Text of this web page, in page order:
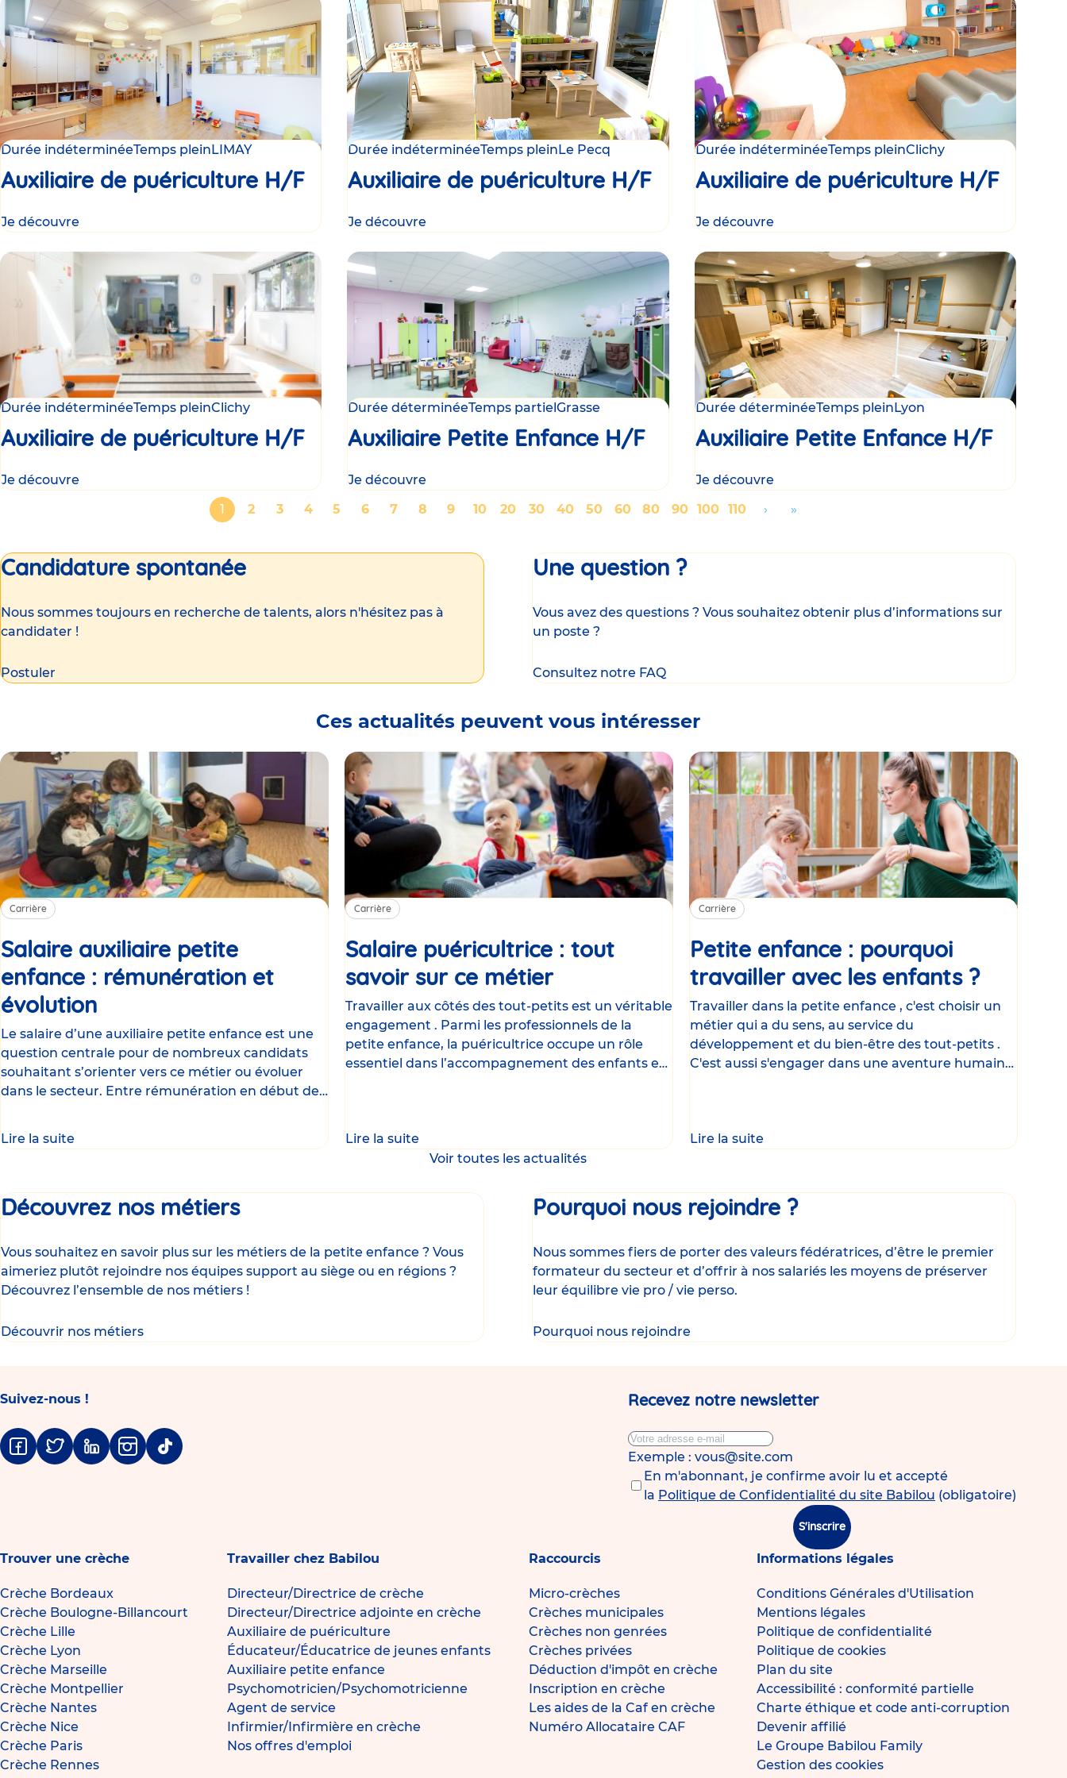
Durée indéterminéeTemps pleinLIMAY
Auxiliaire de puériculture H/F
Je découvre
Durée indéterminéeTemps pleinLe Pecq
Auxiliaire de puériculture H/F
Je découvre
Durée indéterminéeTemps pleinClichy
Auxiliaire de puériculture H/F
Je découvre
Durée indéterminéeTemps pleinClichy
Auxiliaire de puériculture H/F
Je découvre
Durée déterminéeTemps partielGrasse
Auxiliaire Petite Enfance H/F
Je découvre
Durée déterminéeTemps pleinLyon
Auxiliaire Petite Enfance H/F
Je découvre
Page
1 Page
2 Page
3 Page
4 Page
5 Page
6 Page
7 Page
8 Page
9 Page
10 Page
20 Page
30 Page
40 Page
50 Page
60 Page
80 Page
90 Page
100 Page
110
Aller
suivante
›
Aller
page
»
Candidature spontanée
Nous sommes toujours en recherche de talents, alors n'hésitez pas à
candidater !
Postuler
Une question ?
Vous avez des questions ? Vous souhaitez obtenir plus d’informations sur
un poste ?
Consultez notre FAQ
Ces actualités peuvent vous intéresser
Carrière
Salaire auxiliaire petite
enfance : rémunération et
évolution
Le salaire d’une auxiliaire petite enfance est une
question centrale pour de nombreux candidats
souhaitant s’orienter vers ce métier ou évoluer
dans le secteur. Entre rémunération en début de
Lire la suite
Carrière
Salaire puéricultrice : tout
savoir sur ce métierArticle
Travailler aux côtés des tout-petits est un véritable
engagement . Parmi les professionnels de la
petite enfance, la puéricultrice occupe un rôle
essentiel dans l’accompagnement des enfants et
Lire la suite
Carrière
Petite enfance : pourquoi
travailler avec les enfants ?Article
Travailler dans la petite enfance , c'est choisir un
métier qui a du sens, au service du
développement et du bien-être des tout-petits .
C'est aussi s'engager dans une aventure humaine
Lire la suite
Voir toutes les actualités
Découvrez nos métiers
Vous souhaitez en savoir plus sur les métiers de la petite enfance ? Vous
aimeriez plutôt rejoindre nos équipes support au siège ou en régions ?
Découvrez l’ensemble de nos métiers !
Découvrir nos métiers
Pourquoi nous rejoindre ?
Nous sommes fiers de porter des valeurs fédératrices, d’être le premier
formateur du secteur et d’offrir à nos salariés les moyens de préserver
leur équilibre vie pro / vie perso.
Pourquoi nous rejoindre
Suivez-nous !
Facebook
TwitterLinkedinInstagram
Tiktok
Recevez notre newsletter
Exemple : vous@site.com
En m'abonnant, je confirme avoir lu et accepté
la Politique de Confidentialité du site Babilou (obligatoire)
S'inscrire
Trouver une crèche
Crèche Bordeaux
Crèche Boulogne-Billancourt
Crèche Lille
Crèche Lyon
Crèche Marseille
Crèche Montpellier
Crèche Nantes
Crèche Nice
Crèche Paris
Crèche Rennes
Travailler chez Babilou
Directeur/Directrice de crèche
Directeur/Directrice adjointe en crèche
Auxiliaire de puériculture
Éducateur/Éducatrice de jeunes enfants
Auxiliaire petite enfance
Psychomotricien/Psychomotricienne
Agent de service
Infirmier/Infirmière en crèche
Nos offres d'emploi
Raccourcis
Micro-crèches
Crèches municipales
Crèches non genrées
Crèches privées
Déduction d'impôt en crèche
Inscription en crèche
Les aides de la Caf en crèche
Numéro Allocataire CAF
Informations légales
Conditions Générales d'Utilisation
Mentions légales
Politique de confidentialité
Politique de cookies
Plan du site
Accessibilité : conformité partielle
Charte éthique et code anti-corruption
Devenir affilié
Le Groupe Babilou Family
Gestion des cookies